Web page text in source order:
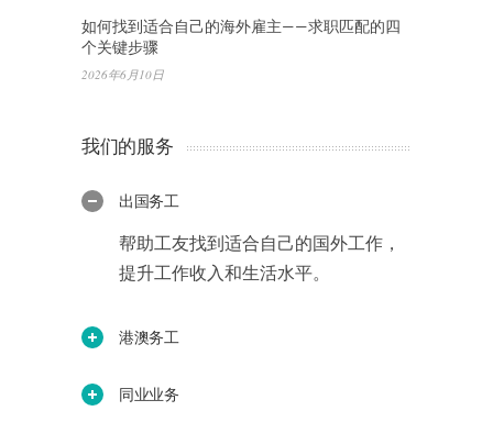
如何找到适合自己的海外雇主——求职匹配的四
个关键步骤
2026年6月10日
我们的服务
出国务工
帮助工友找到适合自己的国外工作，
提升工作收入和生活水平。
港澳务工
同业业务